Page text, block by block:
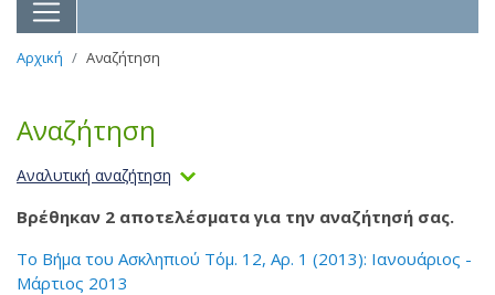
Αρχική Αναζήτηση
Αναζήτηση
Αναλυτική αναζήτηση
Βρέθηκαν 2 αποτελέσματα για την αναζήτησή σας.
Το Βήμα του Ασκληπιού Τόμ. 12, Αρ. 1 (2013): Ιανουάριος -
Μάρτιος 2013